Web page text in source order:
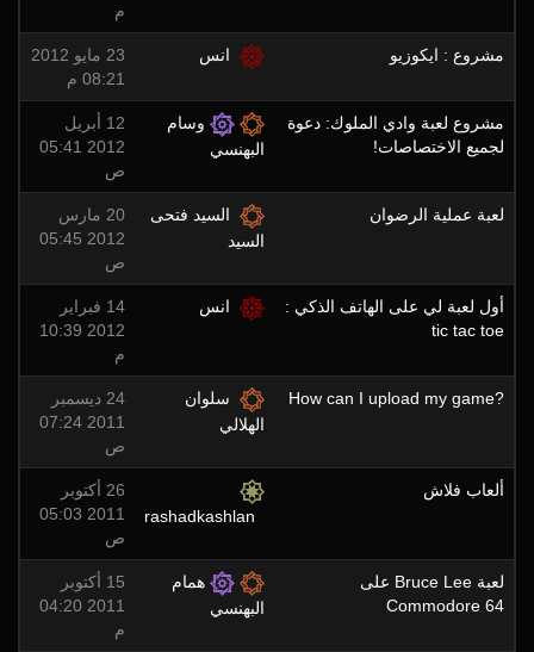
م
مشروع : ايكوزيو انس
23 مايو 2012
08:21 م
مشروع لعبة وادي الملوك: دعوة
لجميع الاختصاصات!
وسام
البهنسي
12 أبريل
2012 05:41
ص
لعبة عملية الرضوان
السيد فتحى
السيد
20 مارس
2012 05:45
ص
أول لعبة لي على الهاتف الذكي :
tic tac toe
انس
14 فبراير
2012 10:39
م
?How can I upload my game
سلوان
الهلالي
24 ديسمبر
2011 07:24
ص
ألعاب فلاش
26 أكتوبر
2011 05:03
ص
لعبة Bruce Lee على
Commodore 64
همام
البهنسي
15 أكتوبر
2011 04:20
م